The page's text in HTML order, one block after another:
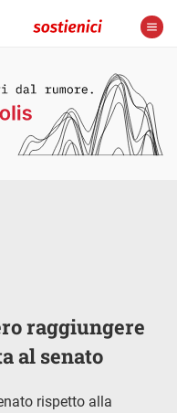
raggiungere
al senato
rispetto alla